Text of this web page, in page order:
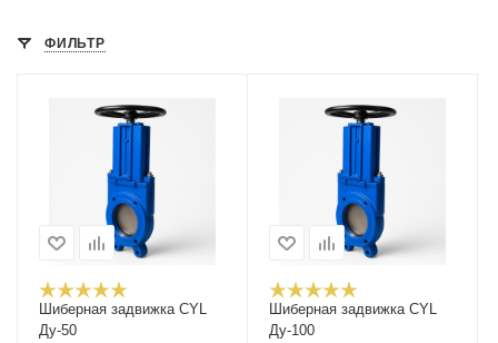
ФИЛЬТР
Шиберная задвижка CYL
Ду-50
Шиберная задвижка CYL
Ду-100